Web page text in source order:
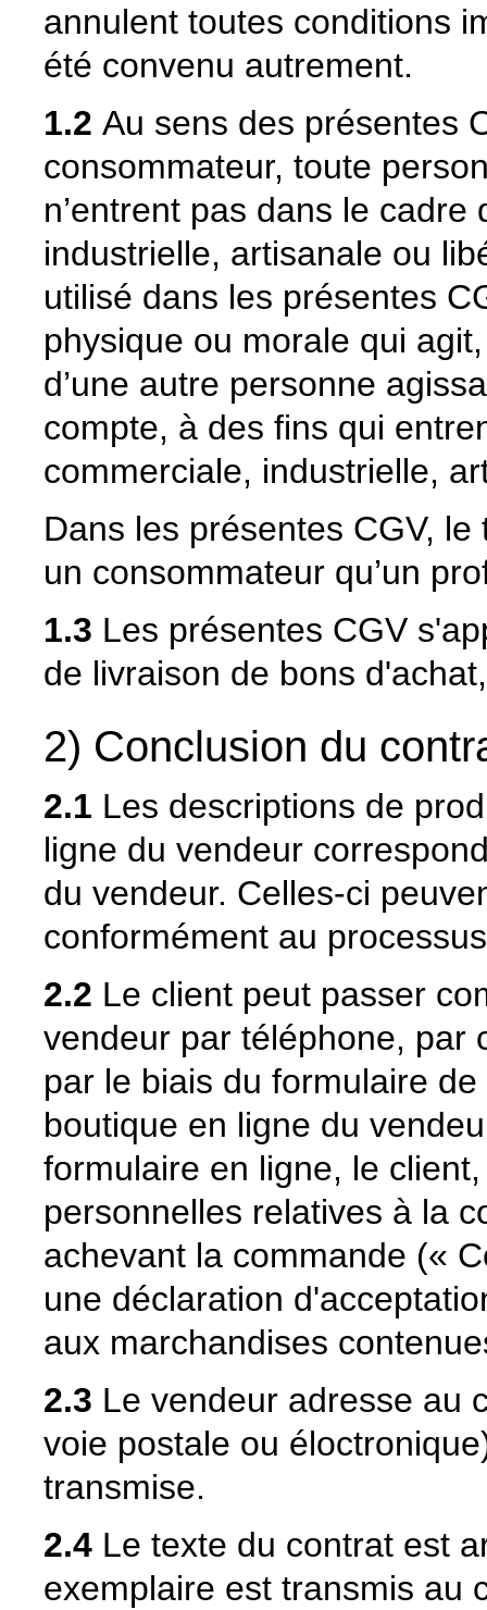
annulent toutes conditions
été convenu autrement.
1.2 Au sens des présentes
consommateur, toute
n’entrent pas dans le
industrielle, artisanale ou
utilisé dans les présentes
physique ou morale qui
d’une autre personne
compte, à des fins qui
commerciale, industrielle,
Dans les présentes CGV,
un consommateur qu’un
1.3 Les présentes CGV
de livraison de bons
2) Conclusion du
2.1 Les descriptions de
ligne du vendeur
du vendeur. Celles-ci
conformément au
2.2 Le client peut passer
vendeur par téléphone, par
par le biais du formulaire
boutique en ligne du
formulaire en ligne, le
personnelles relatives à la
achevant la commande («
une déclaration
aux marchandises
2.3 Le vendeur adresse au
voie postale ou
transmise.
2.4 Le texte du contrat est
exemplaire est transmis au